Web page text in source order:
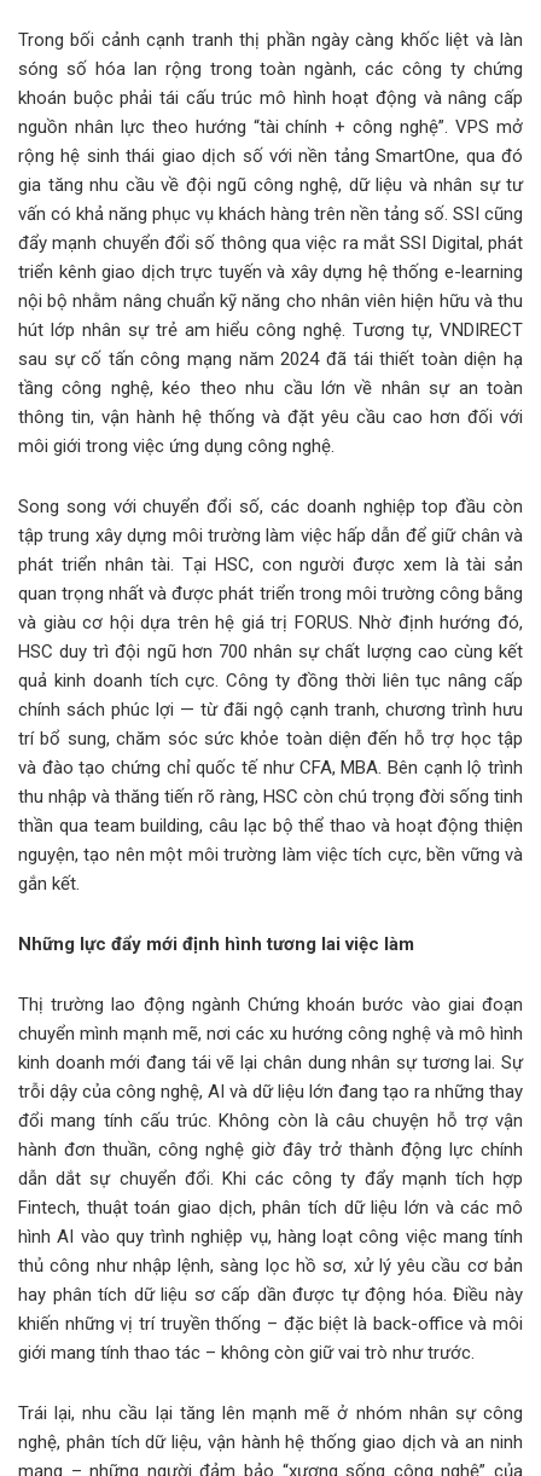
Trong bối cảnh cạnh tranh thị phần ngày càng khốc liệt và làn
sóng số hóa lan rộng trong toàn ngành, các công ty chứng
khoán buộc phải tái cấu trúc mô hình hoạt động và nâng cấp
nguồn nhân lực theo hướng “tài chính + công nghệ”. VPS mở
rộng hệ sinh thái giao dịch số với nền tảng SmartOne, qua đó
gia tăng nhu cầu về đội ngũ công nghệ, dữ liệu và nhân sự tư
vấn có khả năng phục vụ khách hàng trên nền tảng số. SSI cũng
đẩy mạnh chuyển đổi số thông qua việc ra mắt SSI Digital, phát
triển kênh giao dịch trực tuyến và xây dựng hệ thống e-learning
nội bộ nhằm nâng chuẩn kỹ năng cho nhân viên hiện hữu và thu
hút lớp nhân sự trẻ am hiểu công nghệ. Tương tự, VNDIRECT
sau sự cố tấn công mạng năm 2024 đã tái thiết toàn diện hạ
tầng công nghệ, kéo theo nhu cầu lớn về nhân sự an toàn
thông tin, vận hành hệ thống và đặt yêu cầu cao hơn đối với
môi giới trong việc ứng dụng công nghệ.
Song song với chuyển đổi số, các doanh nghiệp top đầu còn
tập trung xây dựng môi trường làm việc hấp dẫn để giữ chân và
phát triển nhân tài. Tại HSC, con người được xem là tài sản
quan trọng nhất và được phát triển trong môi trường công bằng
và giàu cơ hội dựa trên hệ giá trị FORUS. Nhờ định hướng đó,
HSC duy trì đội ngũ hơn 700 nhân sự chất lượng cao cùng kết
quả kinh doanh tích cực. Công ty đồng thời liên tục nâng cấp
chính sách phúc lợi — từ đãi ngộ cạnh tranh, chương trình hưu
trí bổ sung, chăm sóc sức khỏe toàn diện đến hỗ trợ học tập
và đào tạo chứng chỉ quốc tế như CFA, MBA. Bên cạnh lộ trình
thu nhập và thăng tiến rõ ràng, HSC còn chú trọng đời sống tinh
thần qua team building, câu lạc bộ thể thao và hoạt động thiện
nguyện, tạo nên một môi trường làm việc tích cực, bền vững và
gắn kết.
Những lực đẩy mới định hình tương lai việc làm
Thị trường lao động ngành Chứng khoán bước vào giai đoạn
chuyển mình mạnh mẽ, nơi các xu hướng công nghệ và mô hình
kinh doanh mới đang tái vẽ lại chân dung nhân sự tương lai. Sự
trỗi dậy của công nghệ, AI và dữ liệu lớn đang tạo ra những thay
đổi mang tính cấu trúc. Không còn là câu chuyện hỗ trợ vận
hành đơn thuần, công nghệ giờ đây trở thành động lực chính
dẫn dắt sự chuyển đổi. Khi các công ty đẩy mạnh tích hợp
Fintech, thuật toán giao dịch, phân tích dữ liệu lớn và các mô
hình AI vào quy trình nghiệp vụ, hàng loạt công việc mang tính
thủ công như nhập lệnh, sàng lọc hồ sơ, xử lý yêu cầu cơ bản
hay phân tích dữ liệu sơ cấp dần được tự động hóa. Điều này
khiến những vị trí truyền thống – đặc biệt là back-office và môi
giới mang tính thao tác – không còn giữ vai trò như trước.
Trái lại, nhu cầu lại tăng lên mạnh mẽ ở nhóm nhân sự công
nghệ, phân tích dữ liệu, vận hành hệ thống giao dịch và an ninh
mạng – những người đảm bảo “xương sống công nghệ” của